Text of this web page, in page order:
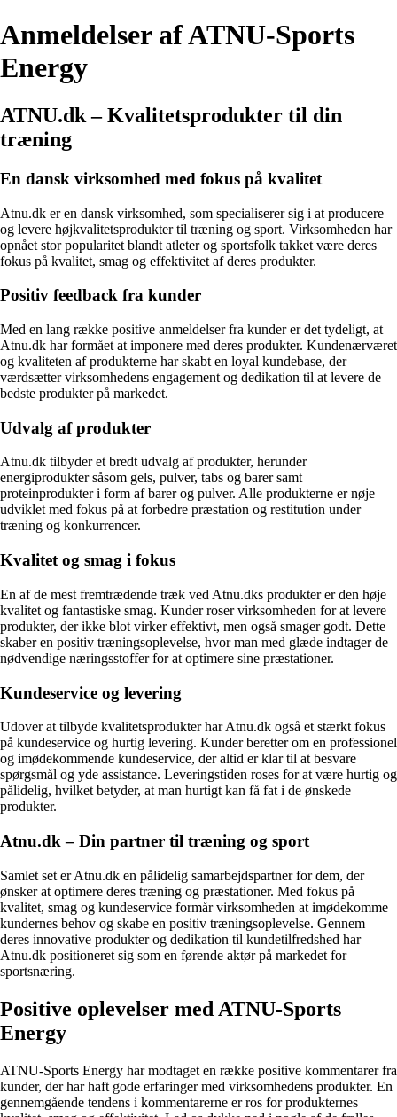
Anmeldelser af ATNU-Sports
Energy
ATNU.dk – Kvalitetsprodukter til din
træning
En dansk virksomhed med fokus på kvalitet
Atnu.dk er en dansk virksomhed, som specialiserer sig i at producere
og levere højkvalitetsprodukter til træning og sport. Virksomheden har
opnået stor popularitet blandt atleter og sportsfolk takket være deres
fokus på kvalitet, smag og effektivitet af deres produkter.
Positiv feedback fra kunder
Med en lang række positive anmeldelser fra kunder er det tydeligt, at
Atnu.dk har formået at imponere med deres produkter. Kundenærværet
og kvaliteten af produkterne har skabt en loyal kundebase, der
værdsætter virksomhedens engagement og dedikation til at levere de
bedste produkter på markedet.
Udvalg af produkter
Atnu.dk tilbyder et bredt udvalg af produkter, herunder
energiprodukter såsom gels, pulver, tabs og barer samt
proteinprodukter i form af barer og pulver. Alle produkterne er nøje
udviklet med fokus på at forbedre præstation og restitution under
træning og konkurrencer.
Kvalitet og smag i fokus
En af de mest fremtrædende træk ved Atnu.dks produkter er den høje
kvalitet og fantastiske smag. Kunder roser virksomheden for at levere
produkter, der ikke blot virker effektivt, men også smager godt. Dette
skaber en positiv træningsoplevelse, hvor man med glæde indtager de
nødvendige næringsstoffer for at optimere sine præstationer.
Kundeservice og levering
Udover at tilbyde kvalitetsprodukter har Atnu.dk også et stærkt fokus
på kundeservice og hurtig levering. Kunder beretter om en professionel
og imødekommende kundeservice, der altid er klar til at besvare
spørgsmål og yde assistance. Leveringstiden roses for at være hurtig og
pålidelig, hvilket betyder, at man hurtigt kan få fat i de ønskede
produkter.
Atnu.dk – Din partner til træning og sport
Samlet set er Atnu.dk en pålidelig samarbejdspartner for dem, der
ønsker at optimere deres træning og præstationer. Med fokus på
kvalitet, smag og kundeservice formår virksomheden at imødekomme
kundernes behov og skabe en positiv træningsoplevelse. Gennem
deres innovative produkter og dedikation til kundetilfredshed har
Atnu.dk positioneret sig som en førende aktør på markedet for
sportsnæring.
Positive oplevelser med ATNU-Sports
Energy
ATNU-Sports Energy har modtaget en række positive kommentarer fra
kunder, der har haft gode erfaringer med virksomhedens produkter. En
gennemgående tendens i kommentarerne er ros for produkternes